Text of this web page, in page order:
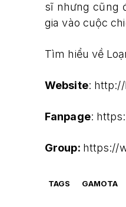
sĩ nhưng cũng
gia vào cuộc
Tìm hiểu về
Website:
Fanpage:
Group: https://
TAGS GAMOTA